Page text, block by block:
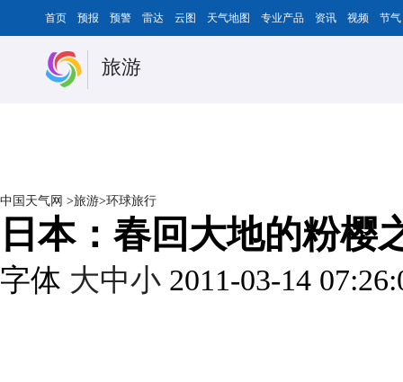
首页 预报 预警 雷达 云图 天气地图 专业产品 资讯 视频 节气
旅游
中国天气网 >旅游>环球旅行
日本：春回大地的粉樱
字体 大中小 2011-03-14